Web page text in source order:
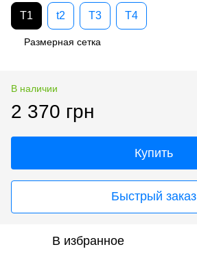
T1 t2 T3 T4
Размерная сетка
В наличии
2 370 грн
Купить
Быстрый заказ
В избранное